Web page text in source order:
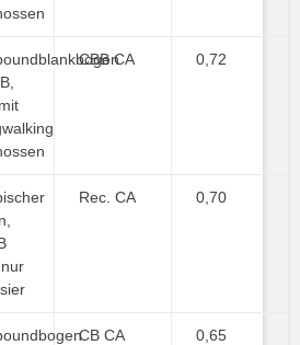
CBB CA 0,72
Rec. CA 0,70
CB CA 0,65